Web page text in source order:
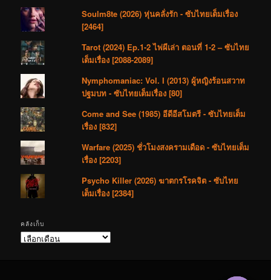
Soulm8te (2026) หุ่นคลั่งรัก - ซับไทยเต็มเรื่อง
[2464]
Tarot (2024) Ep.1-2 ไพ่ผีเล่า ตอนที่ 1-2 – ซับไทย
เต็มเรื่อง [2088-2089]
Nymphomaniac: Vol. I (2013) ผู้หญิงร้อนสวาท
ปฐมบท - ซับไทยเต็มเรื่อง [80]
Come and See (1985) อีดีอีสโมตรี - ซับไทยเต็ม
เรื่อง [832]
Warfare (2025) ชั่วโมงสงครามเดือด - ซับไทยเต็ม
เรื่อง [2203]
Psycho Killer (2026) ฆาตกรโรคจิต - ซับไทย
เต็มเรื่อง [2384]
คลังเก็บ
คลัง